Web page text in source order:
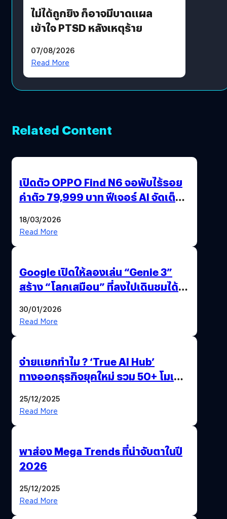
ไม่ได้ถูกยิง ก็อาจมีบาดแผล
เข้าใจ PTSD หลังเหตุร้าย
07/08/2026
Read More
Related Content
เปิดตัว OPPO Find N6 จอพับไร้รอย
ค่าตัว 79,999 บาท ฟีเจอร์ AI จัดเต็ม
18/03/2026
Read More
Google เปิดให้ลองเล่น “Genie 3”
สร้าง “โลกเสมือน” ที่ลงไปเดินชมได้
30/01/2026
Read More
จ่ายแยกทำไม ? ‘True AI Hub’
ทางออกธุรกิจยุคใหม่ รวม 50+ โมเดล
25/12/2025
Read More
พาส่อง Mega Trends ที่น่าจับตาในปี
2026
25/12/2025
Read More